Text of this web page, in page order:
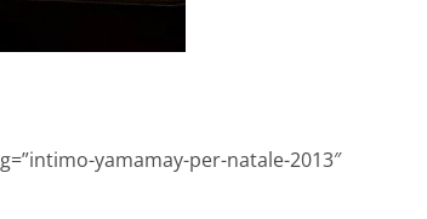
yamamay-per-natale-2013″